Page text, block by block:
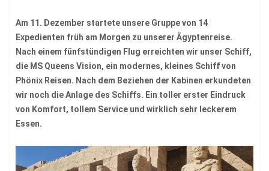
Am 11. Dezember startete unsere Gruppe von 14
Expedienten früh am Morgen zu unserer Ägyptenreise.
Nach einem fünfstündigen Flug erreichten wir unser Schiff,
die MS Queens Vision, ein modernes, kleines Schiff von
Phönix Reisen. Nach dem Beziehen der Kabinen erkundeten
wir noch die Anlage des Schiffs. Ein toller erster Eindruck
von Komfort, tollem Service und wirklich sehr leckerem
Essen.